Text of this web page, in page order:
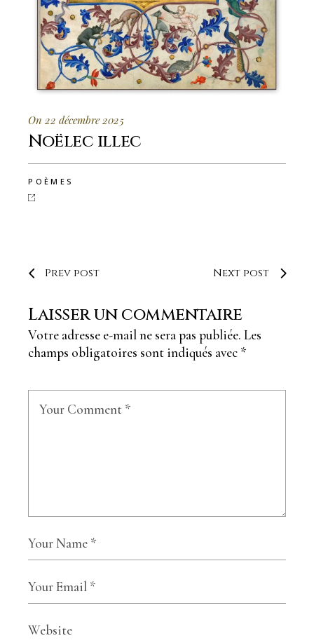
On 22 décembre 2025
Noëlec illec
POÈMES
Prev post Next post
Laisser un commentaire
Votre adresse e-mail ne sera pas publiée. Les
champs obligatoires sont indiqués avec *